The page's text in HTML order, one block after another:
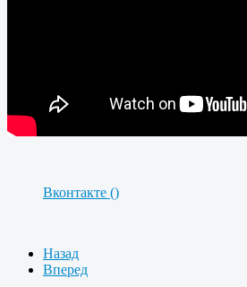
Вконтакте ()
Назад
Вперед